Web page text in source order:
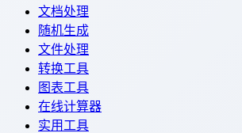
文档处理
随机生成
文件处理
转换工具
图表工具
在线计算器
实用工具